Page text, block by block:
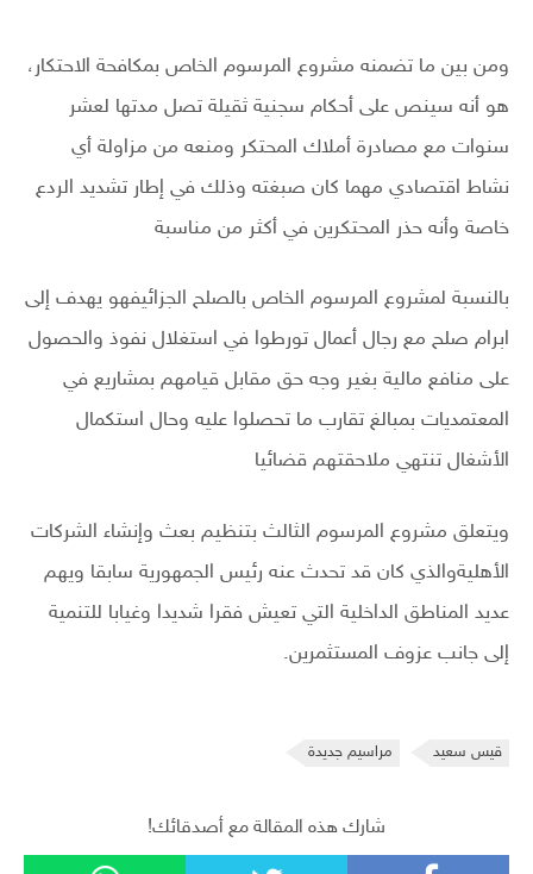
ومن بين ما تضمنه مشروع المرسوم الخاص بمكافحة الاحتكار،
هو أنه سينص على أحكام سجنية ثقيلة تصل مدتها لعشر
سنوات مع مصادرة أملاك المحتكر ومنعه من مزاولة أي
نشاط اقتصادي مهما كان صبغته وذلك في إطار تشديد الردع
خاصة وأنه حذر المحتكرين في أكثر من مناسبة
بالنسبة لمشروع المرسوم الخاص بالصلح الجزائيفهو يهدف إلى
ابرام صلح مع رجال أعمال تورطوا في استغلال نفوذ والحصول
على منافع مالية بغير وجه حق مقابل قيامهم بمشاريع في
المعتمديات بمبالغ تقارب ما تحصلوا عليه وحال استكمال
الأشغال تنتهي ملاحقتهم قضائيا
ويتعلق مشروع المرسوم الثالث بتنظيم بعث وإنشاء الشركات
الأهليةوالذي كان قد تحدث عنه رئيس الجمهورية سابقا ويهم
عديد المناطق الداخلية التي تعيش فقرا شديدا وغيابا للتنمية
إلى جانب عزوف المستثمرين.
قيس سعيد مراسيم جديدة
شارك هذه المقالة مع أصدقائك!